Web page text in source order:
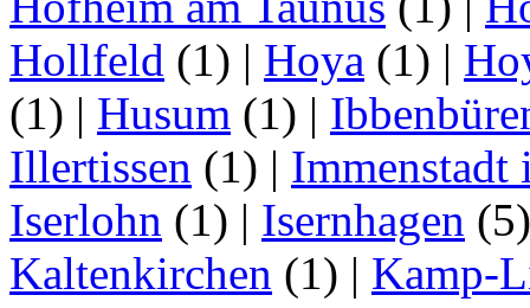
Hollfeld (1) | Hoya (1) |
(1) | Husum (1) |
Illertissen (1) | Immenstadt
Iserlohn (1) | Isernhagen
Kaltenkirchen (1) | Kamp-